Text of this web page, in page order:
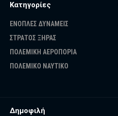
Κατηγορίες
ΕΝΟΠΛΕΣ ΔΥΝΑΜΕΙΣ
ΣΤΡΑΤΟΣ ΞΗΡΑΣ
ΠΟΛΕΜΙΚΗ ΑΕΡΟΠΟΡΙΑ
ΠΟΛΕΜΙΚΟ ΝΑΥΤΙΚΟ
Δημοφιλή